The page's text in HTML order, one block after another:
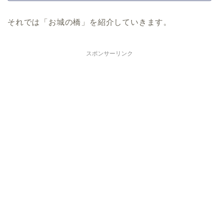
それでは「お城の橋」を紹介していきます。
スポンサーリンク